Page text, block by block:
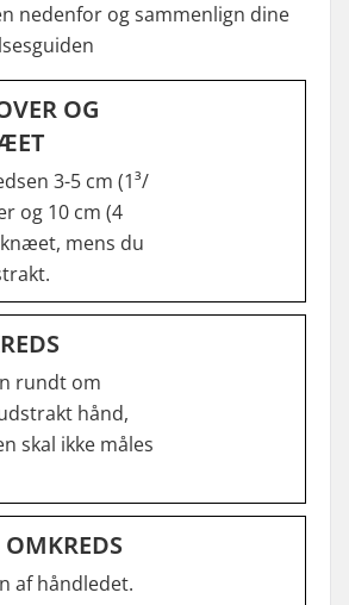
nedenfor og sammenlign dine
OG
3-5 cm (1³/
og 10 cm (4
mens du
rundt om
hånd,
skal ikke måles
af håndledet.